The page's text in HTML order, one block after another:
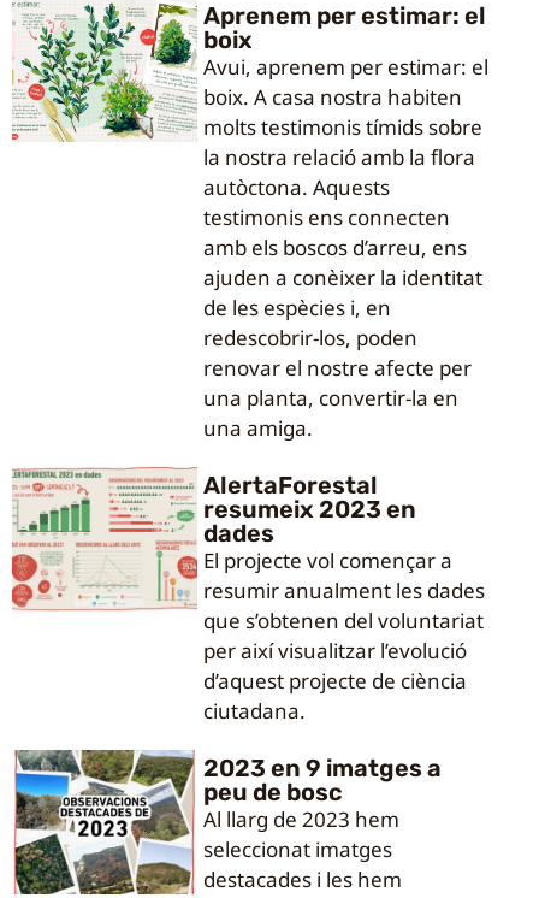
Aprenem per estimar: el
boix
Avui, aprenem per estimar: el
boix. A casa nostra habiten
molts testimonis tímids sobre
la nostra relació amb la flora
autòctona. Aquests
testimonis ens connecten
amb els boscos d’arreu, ens
ajuden a conèixer la identitat
de les espècies i, en
redescobrir-los, poden
renovar el nostre afecte per
una planta, convertir-la en
una amiga.
AlertaForestal
resumeix 2023 en
dades
El projecte vol començar a
resumir anualment les dades
que s’obtenen del voluntariat
per així visualitzar l’evolució
d’aquest projecte de ciència
ciutadana.
2023 en 9 imatges a
peu de bosc
Al llarg de 2023 hem
seleccionat imatges
destacades i les hem